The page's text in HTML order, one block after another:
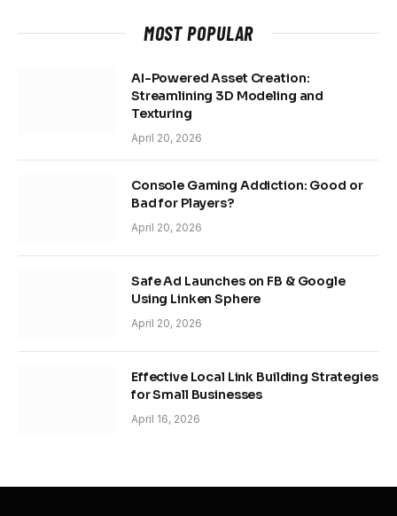
MOST POPULAR
AI-Powered Asset Creation:
Streamlining 3D Modeling and
Texturing
April 20, 2026
Console Gaming Addiction: Good or
Bad for Players?
April 20, 2026
Safe Ad Launches on FB & Google
Using Linken Sphere
April 20, 2026
Effective Local Link Building Strategies
for Small Businesses
April 16, 2026